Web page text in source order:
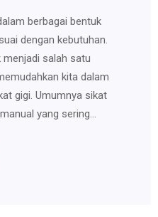
berbagai bentuk
dengan kebutuhan.
menjadi salah satu
kita dalam
gigi. Umumnya sikat
yang sering…